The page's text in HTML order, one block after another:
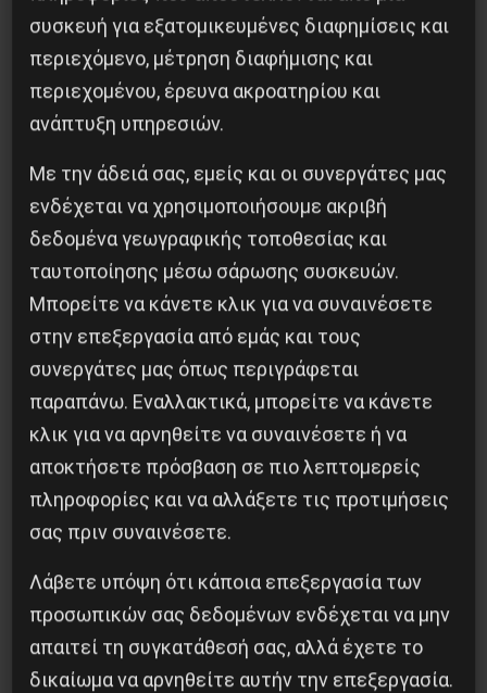
ιμπεριαλιστική σχισμή της ιστορίας
26 Μαΐου 2025
Οι μαχήτριες του Δημοκρατικού Στρατού
31 Ιουλίου 2026
συσκευή για εξατομικευμένες διαφημίσεις και
περιεχόμενο, μέτρηση διαφήμισης και
περιεχομένου, έρευνα ακροατηρίου και
ανάπτυξη υπηρεσιών.
Με την άδειά σας, εμείς και οι συνεργάτες μας
ενδέχεται να χρησιμοποιήσουμε ακριβή
δεδομένα γεωγραφικής τοποθεσίας και
ταυτοποίησης μέσω σάρωσης συσκευών.
Μπορείτε να κάνετε κλικ για να συναινέσετε
στην επεξεργασία από εμάς και τους
συνεργάτες μας όπως περιγράφεται
παραπάνω. Εναλλακτικά, μπορείτε να κάνετε
κλικ για να αρνηθείτε να συναινέσετε ή να
αποκτήσετε πρόσβαση σε πιο λεπτομερείς
πληροφορίες και να αλλάξετε τις προτιμήσεις
σας πριν συναινέσετε.
Λάβετε υπόψη ότι κάποια επεξεργασία των
προσωπικών σας δεδομένων ενδέχεται να μην
απαιτεί τη συγκατάθεσή σας, αλλά έχετε το
δικαίωμα να αρνηθείτε αυτήν την επεξεργασία.